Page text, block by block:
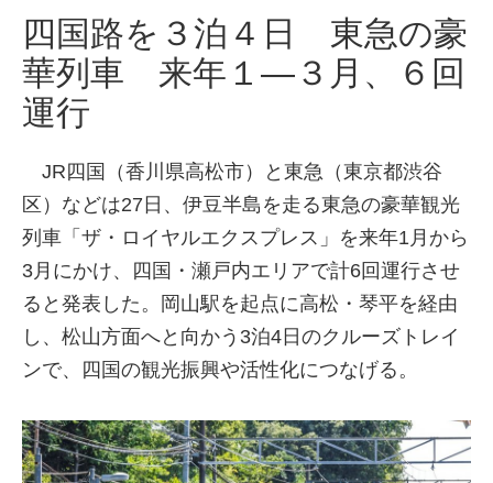
四国路を３泊４日 東急の豪
華列車 来年１―３月、６回
運行
JR四国（香川県高松市）と東急（東京都渋谷
区）などは27日、伊豆半島を走る東急の豪華観光
列車「ザ・ロイヤルエクスプレス」を来年1月から
3月にかけ、四国・瀬戸内エリアで計6回運行させ
ると発表した。岡山駅を起点に高松・琴平を経由
し、松山方面へと向かう3泊4日のクルーズトレイ
ンで、四国の観光振興や活性化につなげる。